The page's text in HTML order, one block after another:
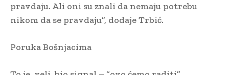
pravdaju. Ali oni su znali da nemaju potrebu
nikom da se pravdaju”, dodaje Trbić.
Poruka Bošnjacima